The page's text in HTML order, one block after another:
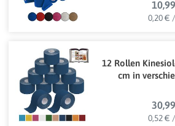
0,20 €
12 Rollen
cm in
0,52 €